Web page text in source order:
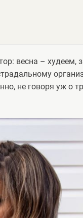
весна – худеем,
не говоря уж о